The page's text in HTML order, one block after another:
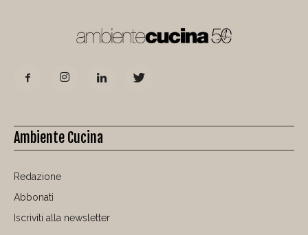
Ambiente Cucina
Redazione
Abbonati
Iscriviti alla newsletter